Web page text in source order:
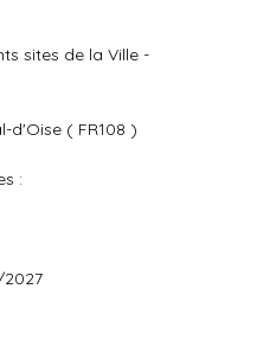
sites de la Ville -
d'Oise ( FR108 )
: